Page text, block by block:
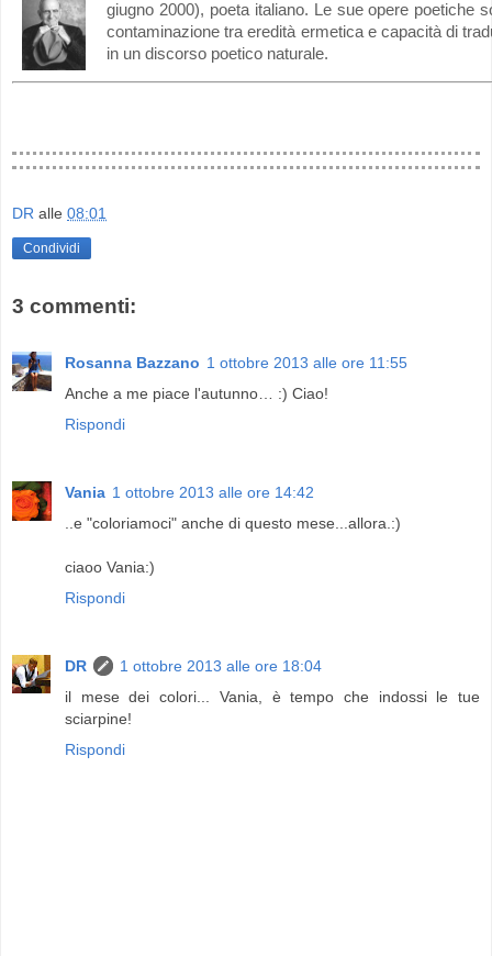
giugno 2000), poeta italiano. Le sue opere poetiche
contaminazione tra eredità ermetica e capacità di
in un discorso poetico naturale.
DR alle 08:01
Condividi
3 commenti:
Rosanna Bazzano 1 ottobre 2013 alle ore 11:55
Anche a me piace l'autunno… :) Ciao!
Rispondi
Vania 1 ottobre 2013 alle ore 14:42
..e "coloriamoci" anche di questo mese...allora.:)
ciaoo Vania:)
Rispondi
DR
1 ottobre 2013 alle ore 18:04
il mese dei colori... Vania, è tempo che indossi le tue
sciarpine!
Rispondi